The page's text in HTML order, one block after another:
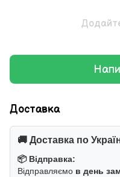
Доставка
🚚 Доставка по
📦 Відправка:
Відправляємо в день